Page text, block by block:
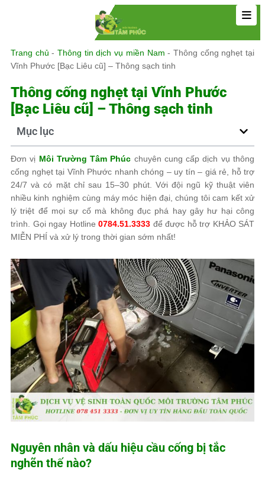
Trang chủ -Thông tin dịch vụ miền Nam - Thông cống nghẹt tại
Vĩnh Phước [Bạc Liêu cũ] – Thông sạch tinh
Thông cống nghẹt tại Vĩnh Phước
[Bạc Liêu cũ] – Thông sạch tinh
Mục lục
Đơn vị Môi Trường Tâm Phúc chuyên cung cấp dịch vụ thông
cống nghẹt tại Vĩnh Phước nhanh chóng – uy tín – giá rẻ, hỗ trợ
24/7 và có mặt chỉ sau 15–30 phút. Với đội ngũ kỹ thuật viên
nhiều kinh nghiệm cùng máy móc hiện đại, chúng tôi cam kết xử
lý triệt để mọi sự cố mà không đục phá hay gây hư hại công
trình. Gọi ngay Hotline 0784.51.3333 để được hỗ trợ KHẢO SÁT
MIỄN PHÍ và xử lý trong thời gian sớm nhất!
Nguyên nhân và dấu hiệu cầu cống bị tắc
nghẽn thế nào?